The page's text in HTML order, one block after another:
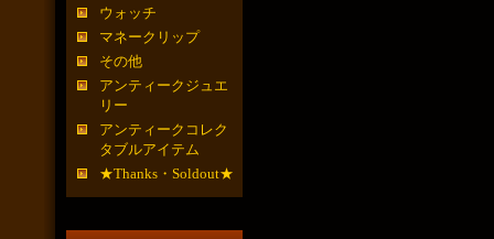
ウォッチ
マネークリップ
その他
アンティークジュエ
リー
アンティークコレク
タブルアイテム
★Thanks・Soldout★